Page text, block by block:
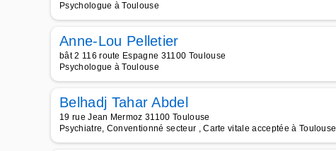
Psychologue à Toulouse
Anne-Lou Pelletier
bât 2 116 route Espagne 31100 Toulouse
Psychologue à Toulouse
Belhadj Tahar Abdel
19 rue Jean Mermoz 31100 Toulouse
Psychiatre, Conventionné secteur , Carte vitale acceptée à Toulouse